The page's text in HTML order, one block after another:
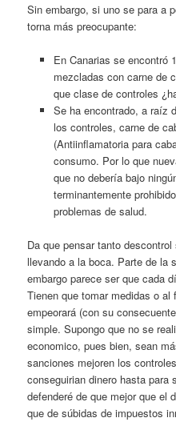
Sin embargo, si uno se para a
torna más preocupante:
En Canarias se encontró
mezcladas con carne de
que clase de controles
Se ha encontrado, a raíz
los controles, carne de
(Antiinflamatoria para
consumo. Por lo que
que no debería bajo
terminantemente
problemas de salud.
Da que pensar tanto
llevando a la boca. Parte de la
embargo parece ser que cada
Tienen que tomar medidas o
empeorará (con su
simple. Supongo que no se
economico, pues bien, sean
sanciones mejoren los
conseguirian dinero hasta
defenderé de que mejor que el
que de súbidas de impuestos